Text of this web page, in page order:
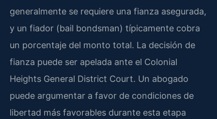
generalmente se requiere una fianza asegurada,
y un fiador (bail bondsman) típicamente cobra
un porcentaje del monto total. La decisión de
fianza puede ser apelada ante el Colonial
Heights General District Court. Un abogado
puede argumentar a favor de condiciones de
libertad más favorables durante esta etapa